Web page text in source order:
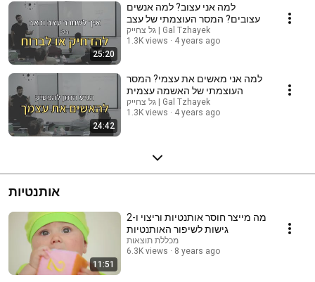
25:20
למה אני עצוב? למה אנשים
עצובים? המסר העוצמתי של עצב
גל צחייק | Gal Tzhayek
1.3K views
4 years ago
24:42
למה אני מאשים את עצמי? המסר
העוצמתי של האשמה עצמית
גל צחייק | Gal Tzhayek
1.3K views
4 years ago
אותנטיות
11:51
מה מייצר חוסר אותנטיות וריצוי ו-2
גישות לשיפור האותנטיות
מכללת תוצאות
6.3K views
8 years ago